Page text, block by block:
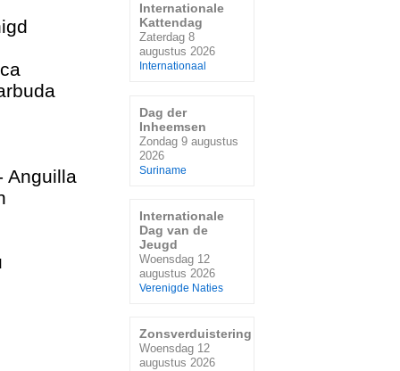
Anguilla
Internationale
Kattendag
Zaterdag 8
augustus 2026
Internationaal
Dag der
Inheemsen
Zondag 9 augustus
2026
Suriname
Internationale
Dag van de
Jeugd
Woensdag 12
augustus 2026
Verenigde Naties
Zonsverduistering
Woensdag 12
augustus 2026